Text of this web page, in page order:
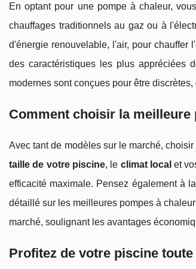
En optant pour une pompe à chaleur,
chauffages traditionnels au gaz ou à
d'énergie renouvelable, l'air, pour chauffer
des caractéristiques les plus appréciées
modernes sont conçues pour être
Comment choisir la
Avec tant de modèles sur le marché,
taille de votre piscine, le climat local et
efficacité maximale. Pensez également à
détaillé sur les meilleures pompes à
marché, soulignant les avantages
Profitez de votre piscine